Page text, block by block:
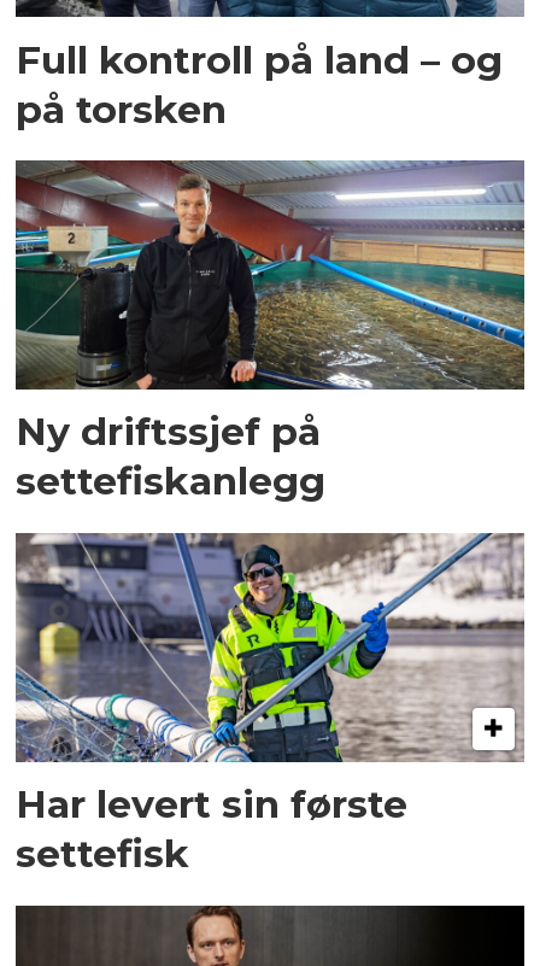
Full kontroll på land – og
på torsken
Ny driftssjef på
settefiskanlegg
Har levert sin første
settefisk